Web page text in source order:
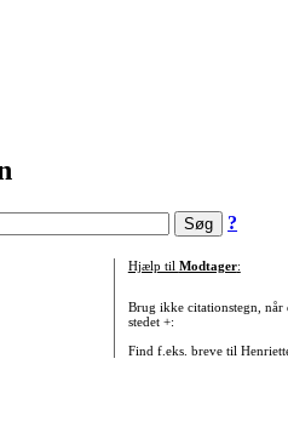
?
Hjælp til Modtager:
Brug ikke citationstegn, når
stedet +:
Find f.eks. breve til